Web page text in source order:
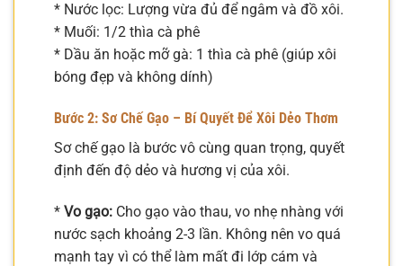
* Nước lọc: Lượng vừa đủ để ngâm và đồ xôi.
* Muối: 1/2 thìa cà phê
* Dầu ăn hoặc mỡ gà: 1 thìa cà phê (giúp xôi
bóng đẹp và không dính)
Bước 2: Sơ Chế Gạo – Bí Quyết Để Xôi Dẻo Thơm
Sơ chế gạo là bước vô cùng quan trọng, quyết
định đến độ dẻo và hương vị của xôi.
* Vo gạo: Cho gạo vào thau, vo nhẹ nhàng với
nước sạch khoảng 2-3 lần. Không nên vo quá
mạnh tay vì có thể làm mất đi lớp cám và